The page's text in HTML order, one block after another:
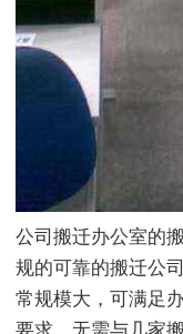
公司搬迁办公室的
规的可靠的搬迁公
常规模大，可满足